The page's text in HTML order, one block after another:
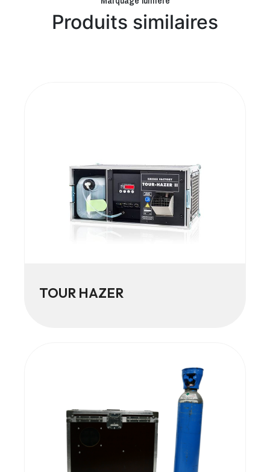
Produits similaires
TOUR HAZER